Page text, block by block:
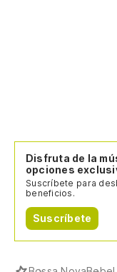
Disfruta de la
opciones
Suscríbete para
beneficios.
Suscríbete